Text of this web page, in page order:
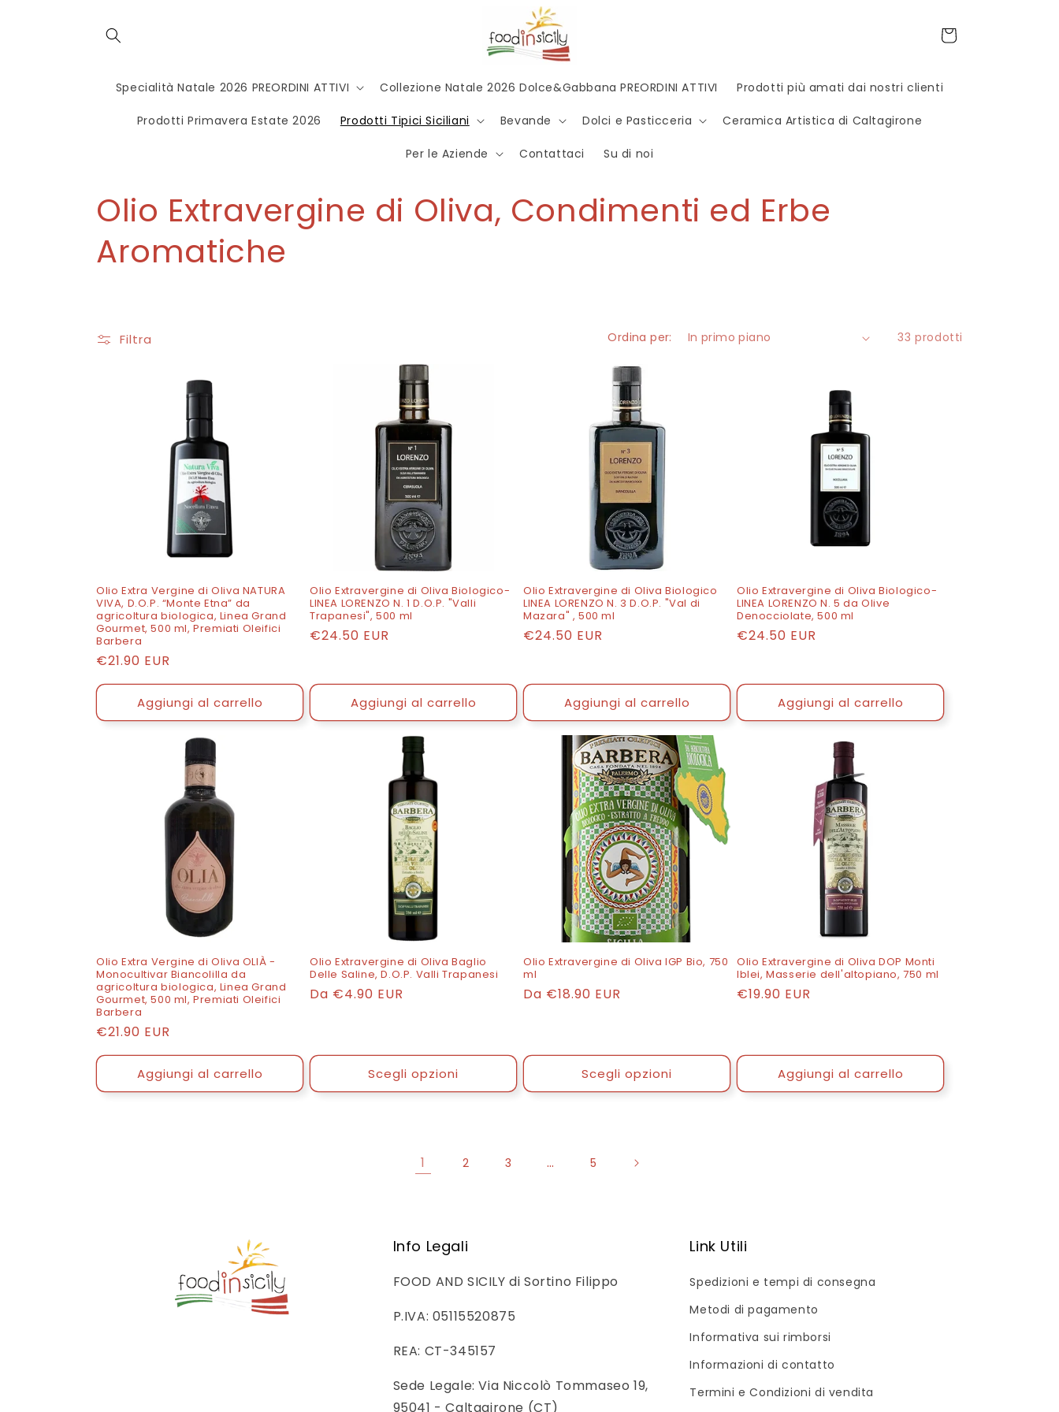
Specialità Natale 2026 PREORDINI ATTIVI Collezione Natale 2026 Dolce&Gabbana PREORDINI ATTIVI Prodotti più amati dai nostri clienti
Prodotti Primavera Estate 2026 Prodotti Tipici Siciliani Bevande Dolci e Pasticceria Ceramica Artistica di Caltagirone
Per le Aziende Contattaci Su di noi
Carrello
C
o
l
e
:
Olio Extravergine di Oliva, Condimenti ed Erbe
Aromatiche
Filtra Ordina per: 33 prodotti
Olio Extra Vergine di Oliva NATURA
VIVA, D.O.P. “Monte Etna” da
agricoltura biologica, Linea Grand
Gourmet, 500 ml, Premiati Oleifici
Barbera
Prezzo
di
€21.90 EUR
Aggiungi al carrello
Olio Extravergine di Oliva Biologico-
LINEA LORENZO N. 1 D.O.P. "Valli
Trapanesi", 500 ml
Prezzo
€24.50 EUR
Aggiungi al carrello
Olio Extravergine di Oliva Biologico
LINEA LORENZO N. 3 D.O.P. "Val di
Mazara" , 500 ml
Prezzo
€24.50 EUR
Aggiungi al carrello
Olio Extravergine di Oliva Biologico-
LINEA LORENZO N. 5 da Olive
Denocciolate, 500 ml
Prezzo
€24.50 EUR
Aggiungi al carrello
Olio Extra Vergine di Oliva OLIÀ -
Monocultivar Biancolilla da
agricoltura biologica, Linea Grand
Gourmet, 500 ml, Premiati Oleifici
Barbera
Prezzo
di
€21.90 EUR
Aggiungi al carrello
Olio Extravergine di Oliva Baglio
Delle Saline, D.O.P. Valli Trapanesi
Prezzo
Da €4.90 EUR
Scegli opzioni
Olio Extravergine di Oliva IGP Bio, 750
ml
Prezzo
Da €18.90 EUR
Scegli opzioni
Olio Extravergine di Oliva DOP Monti
Iblei, Masserie dell'altopiano, 750 ml
Prezzo
€19.90 EUR
Aggiungi al carrello
1 2 3 … 5
Info Legali
FOOD AND SICILY di Sortino Filippo
P.IVA: 05115520875
REA: CT-345157
Sede Legale: Via Niccolò Tommaseo 19,
95041 - Caltagirone (CT)
Link Utili
Spedizioni e tempi di consegna
Metodi di pagamento
Informativa sui rimborsi
Informazioni di contatto
Termini e Condizioni di vendita